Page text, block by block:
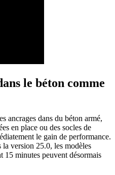
le béton comme
ancrages dans du béton armé,
en place ou des socles de
le gain de performance.
version 25.0, les modèles
15 minutes peuvent désormais